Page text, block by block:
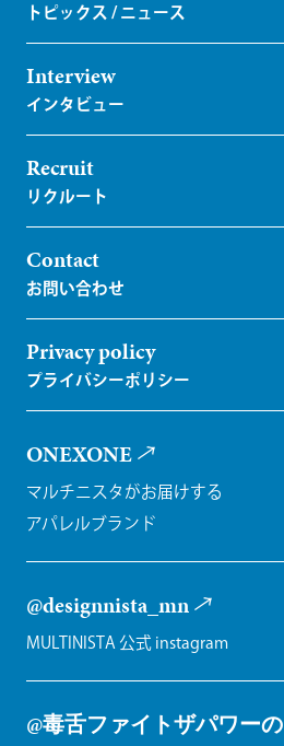
Interview
Recruit
Contact
Privacy policy
ONEXONE
マルチニスタがお届けする
アパレルブランド
@designnista_mn
MULTINISTA 公式 instagram
@毒舌ファイトザパワーの